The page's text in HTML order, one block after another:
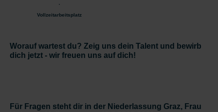
Vollzeitarbeitsplatz
Worauf wartest du? Zeig uns dein Talent und bewirb
dich jetzt - wir freuen uns auf dich!
Für Fragen steht dir in der Niederlassung Graz, Frau